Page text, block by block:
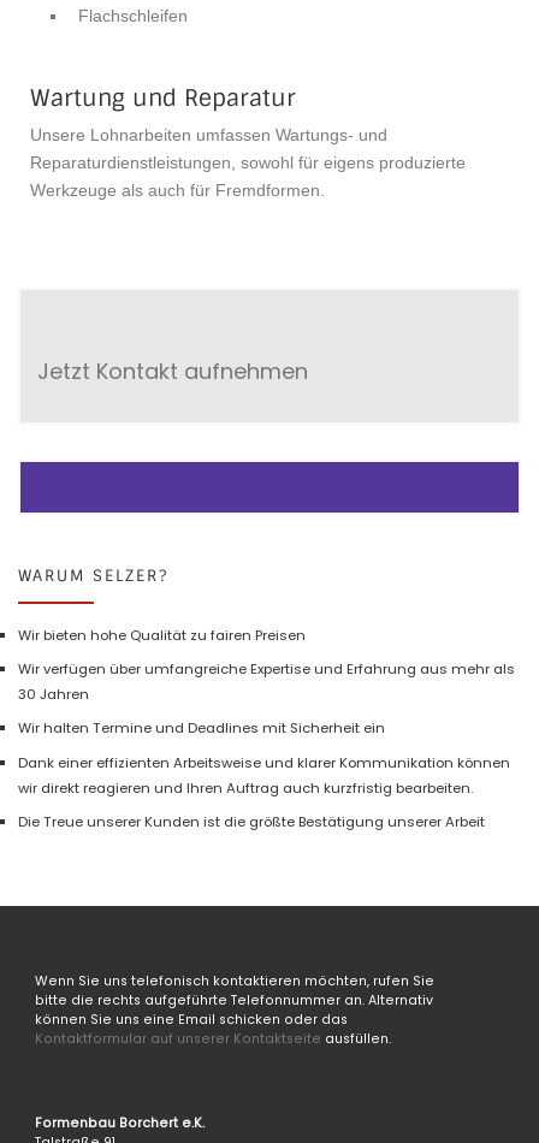
Flachschleifen
Wartung und Reparatur
Unsere Lohnarbeiten umfassen Wartungs- und
Reparaturdienstleistungen, sowohl für eigens produzierte
Werkzeuge als auch für Fremdformen.
Jetzt Kontakt aufnehmen
WARUM SELZER?
Wir bieten hohe Qualität zu fairen Preisen
Wir verfügen über umfangreiche Expertise und Erfahrung aus mehr als
30 Jahren
Wir halten Termine und Deadlines mit Sicherheit ein
Dank einer effizienten Arbeitsweise und klarer Kommunikation können
wir direkt reagieren und Ihren Auftrag auch kurzfristig bearbeiten.
Die Treue unserer Kunden ist die größte Bestätigung unserer Arbeit
Wenn Sie uns telefonisch kontaktieren möchten, rufen Sie
bitte die rechts aufgeführte Telefonnummer an. Alternativ
können Sie uns eine Email schicken oder das
Kontaktformular auf unserer Kontaktseite ausfüllen.
Formenbau Borchert e.K.